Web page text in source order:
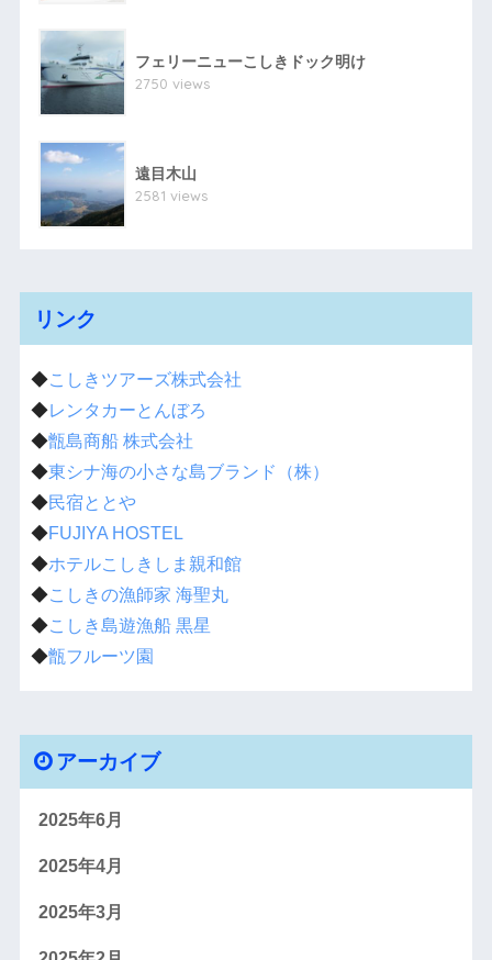
フェリーニューこしきドック明け
2750 views
遠目木山
2581 views
リンク
◆こしきツアーズ株式会社
◆レンタカーとんぼろ
◆甑島商船 株式会社
◆東シナ海の小さな島ブランド（株）
◆民宿ととや
◆FUJIYA HOSTEL
◆ホテルこしきしま親和館
◆こしきの漁師家 海聖丸
◆こしき島遊漁船 黒星
◆甑フルーツ園
アーカイブ
2025年6月
2025年4月
2025年3月